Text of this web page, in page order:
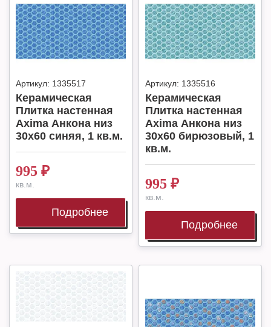
Артикул: 1335517
Керамическая
Плитка настенная
Axima Анкона низ
30х60 синяя, 1 кв.м.
995 ₽
кв.м.
Подробнее
Артикул: 1335516
Керамическая
Плитка настенная
Axima Анкона низ
30х60 бирюзовый, 1
кв.м.
995 ₽
кв.м.
Подробнее